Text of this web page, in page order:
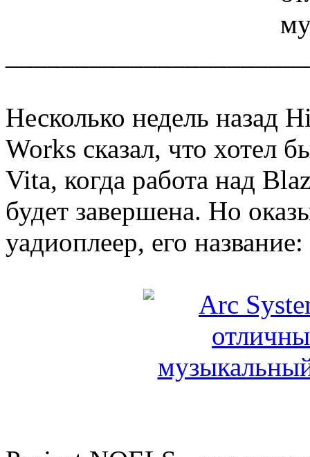
Несколько недель назад
Works сказал, что хотел
Vita, когда работа над
будет завершена. Но
уадиоплеер, его